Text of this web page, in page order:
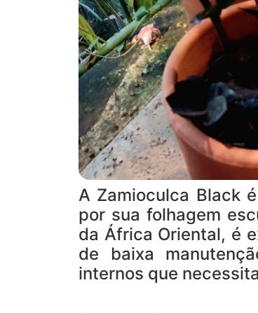
A Zamioculca Black
por sua folhagem
da África Oriental, é
de baixa
internos que